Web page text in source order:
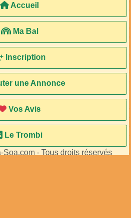
Accueil
Ma Bal
Inscription
une Annonce
Vos Avis
Le Trombi
- Tous droits réservés